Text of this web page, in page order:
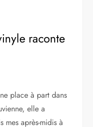
raconte
place à part dans
elle a
mes après-midis à